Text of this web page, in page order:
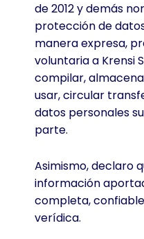
de 2012 y demás
protección de
manera expresa,
voluntaria a Krensi
compilar,
usar, circular
datos personales
parte.
Asimismo, declaro
información
completa,
verídica.